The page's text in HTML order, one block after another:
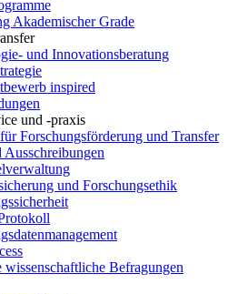
Akademischer Grade
und Innovationsberatung
inspired
und -praxis
Forschungsförderung und Transfer
Ausschreibungen
und Forschungsethik
wissenschaftliche Befragungen